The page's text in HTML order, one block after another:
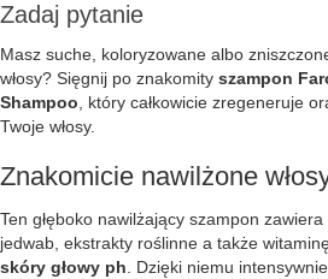
Zadaj pytanie
Masz suche, koloryzowane albo
włosy? Sięgnij po znakomity szampon
Shampoo , który całkowicie zregeneruje
Twoje włosy.
Znakomicie nawilżone
Ten głęboko nawilżający szampon
jedwab, ekstrakty roślinne a także
skóry głowy ph . Dzięki niemu